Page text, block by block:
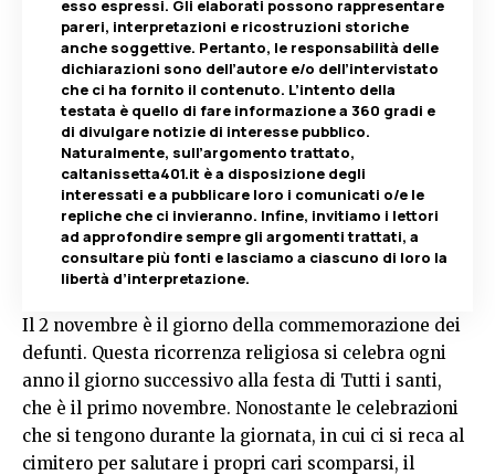
esso espressi. Gli elaborati possono rappresentare
pareri, interpretazioni e ricostruzioni storiche
anche soggettive. Pertanto, le responsabilità delle
dichiarazioni sono dell’autore e/o dell’intervistato
che ci ha fornito il contenuto. L’intento della
testata è quello di fare informazione a 360 gradi e
di divulgare notizie di interesse pubblico.
Naturalmente, sull’argomento trattato,
caltanissetta401.it è a disposizione degli
interessati e a pubblicare loro i comunicati o/e le
repliche che ci invieranno. Infine, invitiamo i lettori
ad approfondire sempre gli argomenti trattati, a
consultare più fonti e lasciamo a ciascuno di loro la
libertà d’interpretazione.
Il 2 novembre è il giorno della commemorazione dei
defunti. Questa ricorrenza religiosa si celebra ogni
anno il giorno successivo alla festa di Tutti i santi,
che è il primo novembre. Nonostante le celebrazioni
che si tengono durante la giornata, in cui ci si reca al
cimitero per salutare i propri cari scomparsi, il